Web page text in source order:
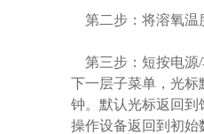
第二步：将溶氧温
第三步：短按电源/
下一层子菜单，光标
钟。默认光标返回到
操作设备返回到初始